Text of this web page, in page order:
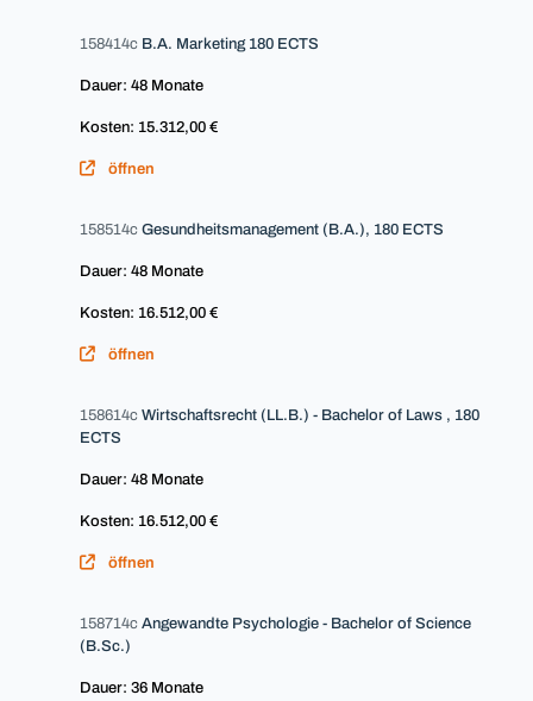
158414c B.A. Marketing 180 ECTS
Dauer: 48 Monate
Kosten: 15.312,00 €
öffnen
158514c Gesundheitsmanagement (B.A.), 180 ECTS
Dauer: 48 Monate
Kosten: 16.512,00 €
öffnen
158614c Wirtschaftsrecht (LL.B.) - Bachelor of Laws , 180
ECTS
Dauer: 48 Monate
Kosten: 16.512,00 €
öffnen
158714c Angewandte Psychologie - Bachelor of Science
(B.Sc.)
Dauer: 36 Monate